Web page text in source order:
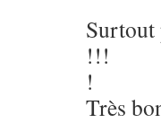
Surtout
!!!
!
Très